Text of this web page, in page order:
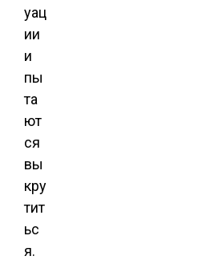
уац
ии
и
пы
та
ют
ся
вы
кру
тит
ьс
я.